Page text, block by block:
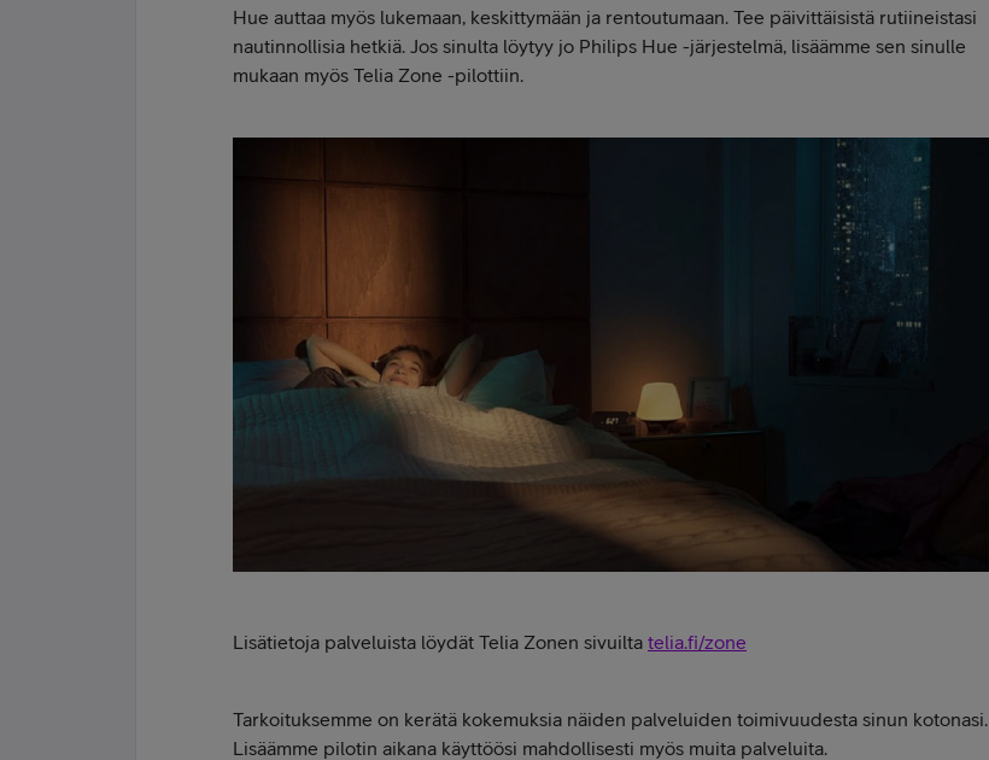
Hue auttaa myös lukemaan, keskittymään ja rentoutumaan. Tee päivittäisistä rutiineistasi
nautinnollisia hetkiä. Jos sinulta löytyy jo Philips Hue -järjestelmä, lisäämme sen sinulle
mukaan myös Telia Zone -pilottiin.
Lisätietoja palveluista löydät Telia Zonen sivuilta telia.fi/zone
Tarkoituksemme on kerätä kokemuksia näiden palveluiden toimivuudesta sinun kotonasi.
Lisäämme pilotin aikana käyttöösi mahdollisesti myös muita palveluita.